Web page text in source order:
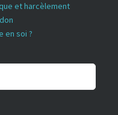
et harcèlement
en soi ?